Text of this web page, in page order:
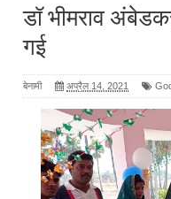
डॉ भीमराव
गई
बेनामी अप्रैल 14, 2021